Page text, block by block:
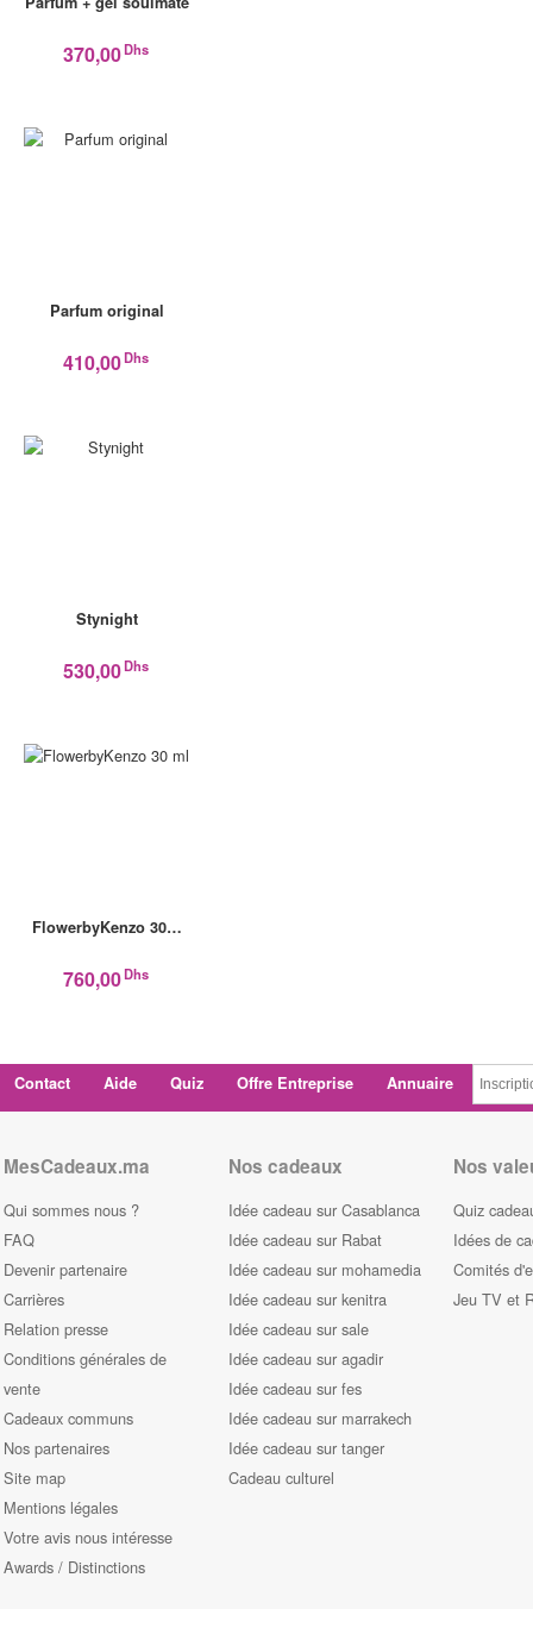
370,00Dhs
Parfum original
410,00Dhs
Stynight
530,00Dhs
FlowerbyKenzo 30…
760,00Dhs
Contact Aide Quiz Offre Entreprise Annuaire
MesCadeaux.ma
Qui sommes nous ?
FAQ
Devenir partenaire
Carrières
Relation presse
Conditions générales de
vente
Cadeaux communs
Nos partenaires
Site map
Mentions légales
Votre avis nous intéresse
Awards / Distinctions
Nos cadeaux
Idée cadeau sur Casablanca
Idée cadeau sur Rabat
Idée cadeau sur mohamedia
Idée cadeau sur kenitra
Idée cadeau sur sale
Idée cadeau sur agadir
Idée cadeau sur fes
Idée cadeau sur marrakech
Idée cadeau sur tanger
Cadeau culturel
Nos
Quiz
Idées de
Comités
Jeu TV et